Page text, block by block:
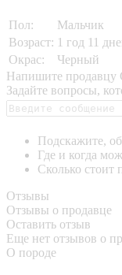
Пол:
Мальчик
Возраст: 1 год 11
Окрас:
Черный
Напишите продавцу
Задайте вопросы,
Подскажите,
Где и когда
Сколько стоит
Отзывы
Отзывы о продавце
Оставить отзыв
Еще нет отзывов о
О породе